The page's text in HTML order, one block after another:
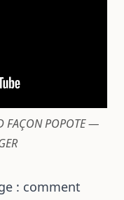
FAÇON POPOTE —
: comment